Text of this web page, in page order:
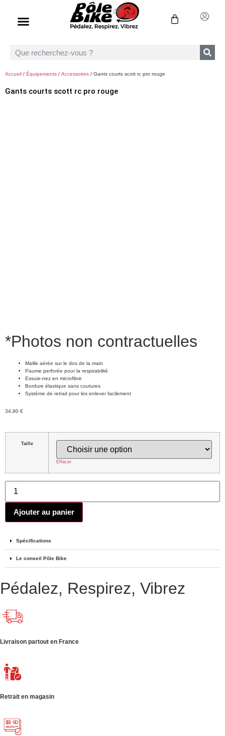
Accueil / Équipements / Accessoires / Gants courts scott rc pro rouge
Gants courts scott rc pro rouge
*Photos non contractuelles
Maille aérée sur le dos de la main
Paume perforée pour la respirabilité
Essuie-nez en microfibre
Bordure élastique sans coutures
Système de retrait pour les enlever facilement
34,90 €
Taille
Effacer
Ajouter au panier
Spécifications
Le conseil Pôle Bike
Pédalez, Respirez, Vibrez
Livraison partout en France
Retrait en magasin